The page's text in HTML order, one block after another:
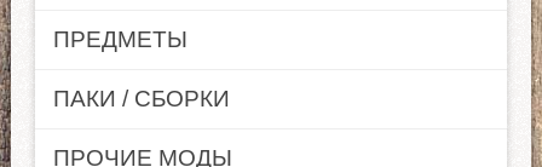
ПРЕДМЕТЫ
ПАКИ / СБОРКИ
ПРОЧИЕ МОДЫ